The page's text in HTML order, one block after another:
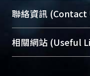
臺大位居世界頂尖
展現本校豐碩的研
機構典藏（NTUR
台，成為臺大學術
聯絡資訊 (Contact
總館學科館員(Main
醫學圖書館學科館
相關網站 (Useful